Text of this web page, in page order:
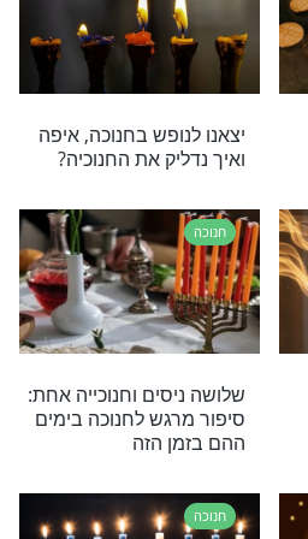
בחנוכה
חנוכה
חנוכה בהלכה ובאגדה: מהן